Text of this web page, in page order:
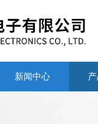
新闻中心